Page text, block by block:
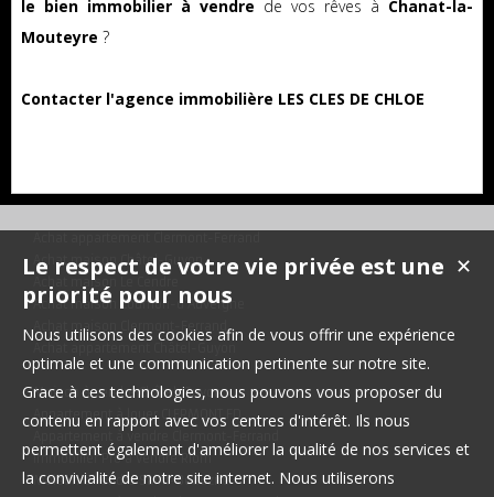
le bien immobilier à vendre de vos rêves à Chanat-la-
Mouteyre ?
Contacter l'agence immobilière LES CLES DE CHLOE
Achat maison Châtel-Guyon
Achat maison Le Cendre
Achat maison Cournon-d'Auvergne
Achat maison Clermont-Ferrand
Maison à vendre Châtel-Guyon
Appartement à louer CLERMONT FD
Immobilier Pro à vendre Riom
Maison à vendre Saint-Beauzire
✕
Le respect de votre vie privée est une
priorité pour nous
Nous utilisons des cookies afin de vous offrir une expérience
optimale et une communication pertinente sur notre site.
Grace à ces technologies, nous pouvons vous proposer du
contenu en rapport avec vos centres d'intérêt. Ils nous
permettent également d'améliorer la qualité de nos services et
la convivialité de notre site internet. Nous utiliserons